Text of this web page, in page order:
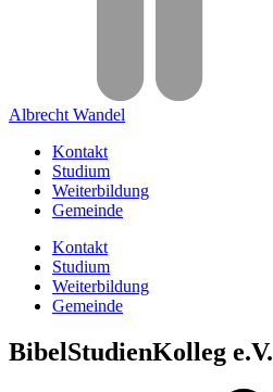
Albrecht Wandel
Kontakt
Studium
Weiterbildung
Gemeinde
Kontakt
Studium
Weiterbildung
Gemeinde
BibelStudienKolleg e.V.